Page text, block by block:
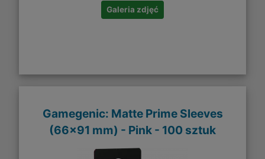
Galeria zdjęć
Gamegenic: Matte Prime Sleeves
(66x91 mm) - Pink - 100 sztuk